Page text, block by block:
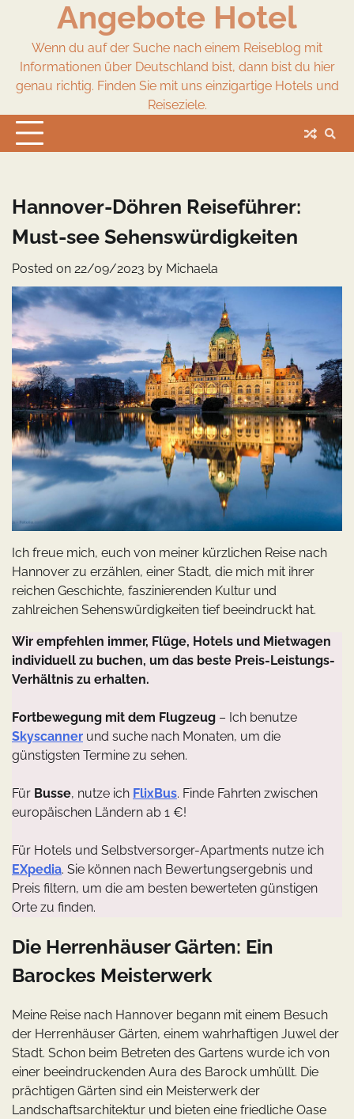
content
Angebote Hotel
Wenn du auf der Suche nach einem Reiseblog mit
Informationen über Deutschland bist, dann bist du hier
genau richtig. Finden Sie mit uns einzigartige Hotels und
Reiseziele.
Hannover-Döhren Reiseführer:
Must-see Sehenswürdigkeiten
Posted on 22/09/2023 by Michaela
Ich freue mich, euch von meiner kürzlichen Reise nach
Hannover zu erzählen, einer Stadt, die mich mit ihrer
reichen Geschichte, faszinierenden Kultur und
zahlreichen Sehenswürdigkeiten tief beeindruckt hat.
Wir empfehlen immer, Flüge, Hotels und Mietwagen
individuell zu buchen, um das beste Preis-Leistungs-
Verhältnis zu erhalten.
Fortbewegung mit dem Flugzeug – Ich benutze
Skyscanner und suche nach Monaten, um die
günstigsten Termine zu sehen.
Für Busse, nutze ich FlixBus. Finde Fahrten zwischen
europäischen Ländern ab 1 €!
Für Hotels und Selbstversorger-Apartments nutze ich
EXpedia. Sie können nach Bewertungsergebnis und
Preis filtern, um die am besten bewerteten günstigen
Orte zu finden.
Die Herrenhäuser Gärten: Ein
Barockes Meisterwerk
Meine Reise nach Hannover begann mit einem Besuch
der Herrenhäuser Gärten, einem wahrhaftigen Juwel der
Stadt. Schon beim Betreten des Gartens wurde ich von
einer beeindruckenden Aura des Barock umhüllt. Die
prächtigen Gärten sind ein Meisterwerk der
Landschaftsarchitektur und bieten eine friedliche Oase